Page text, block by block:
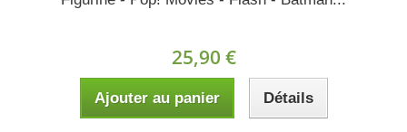
25,90 €
Ajouter au panier Détails